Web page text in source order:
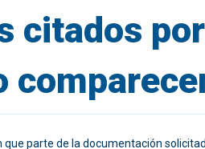
citados
parte de la documentación